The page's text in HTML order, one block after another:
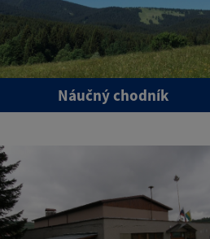
Náučný chodník